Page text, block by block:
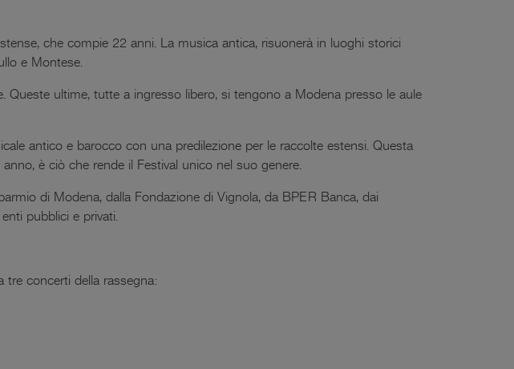
che compie 22 anni. La musica antica, risuonerà in luoghi storici
e Montese.
ultime, tutte a ingresso libero, si tengono a Modena presso le aule
antico e barocco con una predilezione per le raccolte estensi. Questa
è ciò che rende il Festival unico nel suo genere.
di Modena, dalla Fondazione di Vignola, da BPER Banca, dai
pubblici e privati.
tre concerti della rassegna: